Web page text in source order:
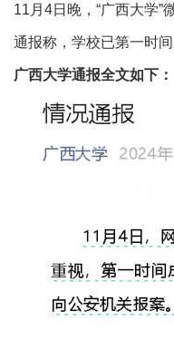
月4日晚，“广西大学”微
报称，学校已第一时间
西大学通报全文如下：